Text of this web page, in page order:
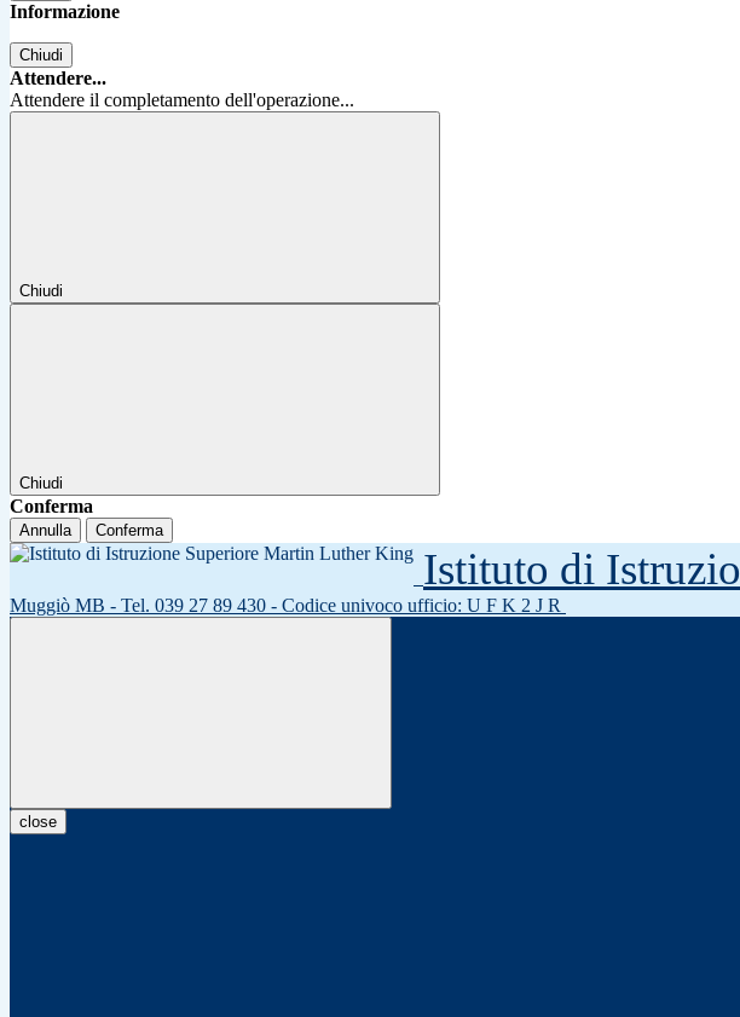
Informazione
Chiudi
Attendere...
Attendere il completamento dell'operazione...
Chiudi
Chiudi
Conferma
Annulla Conferma
Istituto di
Muggiò MB - Tel. 039 27 89 430 - Codice univoco ufficio: U F K 2 J R
close